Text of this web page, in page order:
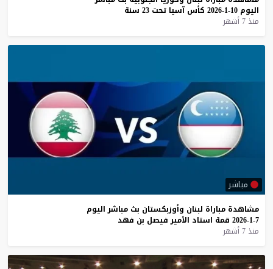
اليوم 10-1-2026 كأس آسيا تحت 23 سنة
منذ 7 أشهر
مباشر
مشاهدة مباراة لبنان وأوزبكستان بث مباشر اليوم
7-1-2026
قمة استاد الأمير فيصل بن فهد
منذ 7 أشهر